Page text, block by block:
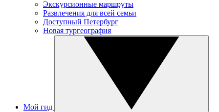
Экскурсионные маршруты
Развлечения для всей семьи
Доступный Петербург
Новая тургеография
Мой гид